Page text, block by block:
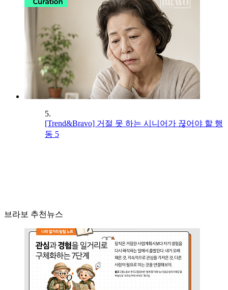
5.
[Trend&Bravo] 거절 못 하는 시니어가 끊어야 할 행
동 5
브라보 추천뉴스